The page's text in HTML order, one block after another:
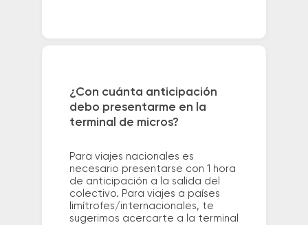
¿Con cuánta anticipación
debo presentarme en la
terminal de micros?
Para viajes nacionales es
necesario presentarse con 1 hora
de anticipación a la salida del
colectivo. Para viajes a países
limítrofes/internacionales, te
sugerimos acercarte a la terminal